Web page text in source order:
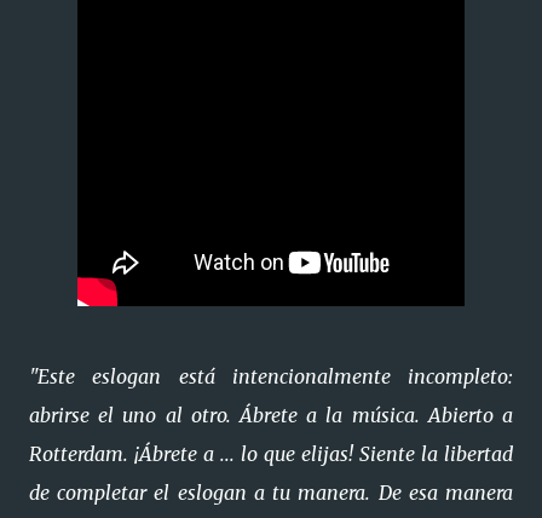
"Este eslogan está intencionalmente incompleto:
abrirse el uno al otro. Ábrete a la música. Abierto a
Rotterdam. ¡Ábrete a ... lo que elijas! Siente la libertad
de completar el eslogan a tu manera. De esa manera